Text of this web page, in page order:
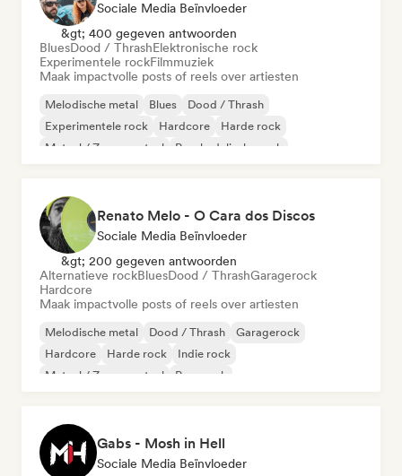
Sociale Media Beïnvloeder
&gt; 400 gegeven antwoorden
BluesDood / ThrashElektronische rock
Experimentele rockFilmmuziek
Maak impactvolle posts of reels over artiesten
Melodische metal Blues
Dood / Thrash
Experimentele rock
Hardcore
Harde rock
Metaal / Zwaar metaal
Psychedelische rock
Renato Melo - O Cara dos Discos
Sociale Media Beïnvloeder
&gt; 200 gegeven antwoorden
Alternatieve rockBluesDood / ThrashGaragerock
Hardcore
Maak impactvolle posts of reels over artiesten
Melodische metal Dood / Thrash
Garagerock
Hardcore
Harde rock
Indie rock
Metaal / Zwaar metaal
Pop-punk
Gabs - Mosh in Hell
Sociale Media Beïnvloeder